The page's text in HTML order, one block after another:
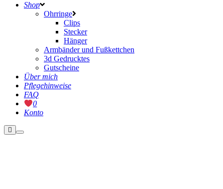
Shop
Ohrringe
Clips
Stecker
Hänger
Armbänder und Fußkettchen
3d Gedrucktes
Gutscheine
Über mich
Pflegehinweise
FAQ
0
Konto
Weitere
Informationen
Hauptmenü